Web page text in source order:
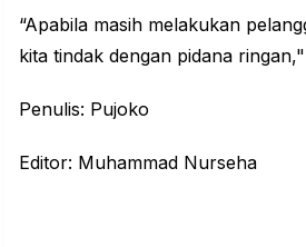
“Apabila masih melakukan
kita tindak dengan pidana
Penulis: Pujoko
Editor: Muhammad Nurseha